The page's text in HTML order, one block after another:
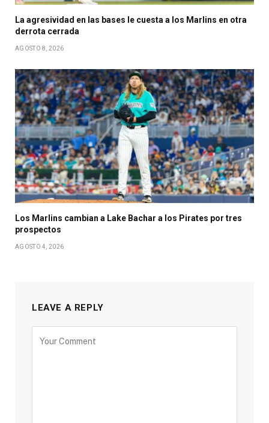
La agresividad en las bases le cuesta a los Marlins en otra
derrota cerrada
AGOSTO 8, 2026
Los Marlins cambian a Lake Bachar a los Pirates por tres
prospectos
AGOSTO 4, 2026
LEAVE A REPLY